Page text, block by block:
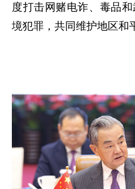
度打击网赌电诈、毒品
境犯罪，共同维护地区和